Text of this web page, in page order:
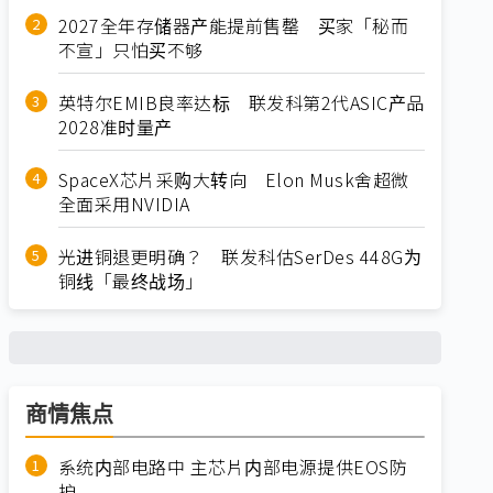
2027全年存储器产能提前售罄 买家「秘而
不宣」只怕买不够
英特尔EMIB良率达标 联发科第2代ASIC产品
2028准时量产
SpaceX芯片采购大转向 Elon Musk舍超微
全面采用NVIDIA
光进铜退更明确？ 联发科估SerDes 448G为
铜线「最终战场」
商情焦点
系统内部电路中 主芯片内部电源提供EOS防